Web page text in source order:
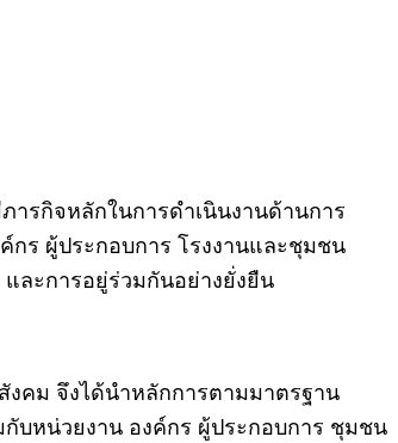
ารกิจหลักในการดำเนินงานด้านการ
กร ผู้ประกอบการ โรงงานและชุมชน
ละการอยู่ร่วมกันอย่างยั่งยืน
คม จึงได้นำหลักการตามมาตรฐาน
กับหน่วยงาน องค์กร ผู้ประกอบการ ชุมชน